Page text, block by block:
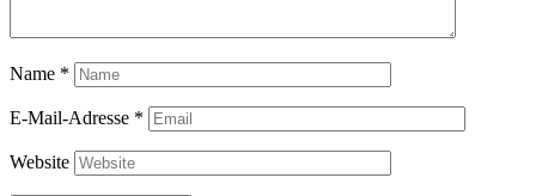
Name *
E-Mail-Adresse *
Website